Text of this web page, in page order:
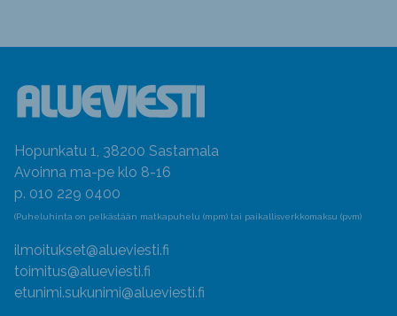
Hopunkatu 1, 38200 Sastamala
Avoinna ma-pe klo 8-16
p. 010 229 0400
(Puheluhinta on pelkästään matkapuhelu (mpm) tai paikallisverkkomaksu (pvm)
ilmoitukset@alueviesti.fi
toimitus@alueviesti.fi
etunimi.sukunimi@alueviesti.fi